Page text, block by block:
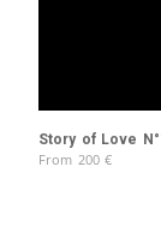
Story of Love
From 200 €